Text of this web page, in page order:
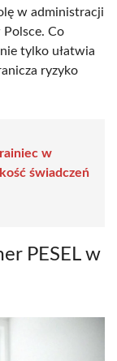
w administracji
Co
tylko ułatwia
ryzyko
w
świadczeń
PESEL w